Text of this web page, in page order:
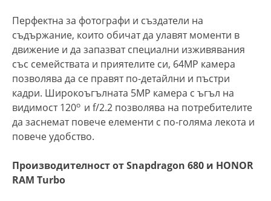
Перфектна за фотографи и създатели на
съдържание, които обичат да улавят моменти в
движение и да запазват специални изживявания
със семействата и приятелите си, 64MP камера
позволява да се правят по-детайлни и пъстри
кадри. Широкоъгълната 5MP камера с ъгъл на
видимост 120o и f/2.2 позволява на потребителите
да заснемат повече елементи с по-голяма лекота и
повече удобство.
Производителност от Snapdragon 680 и HONOR
RAM Turbo